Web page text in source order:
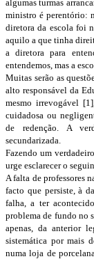
algumas turmas
ministro é perentório:
diretora da escola foi
aquilo a que tinha
a diretora para
entendemos, mas a
Muitas serão as
alto responsável da
mesmo irrevogável
cuidadosa ou
de redenção. A
secundarizada.
Fazendo um
urge esclarecer o
A falta de professores
facto que persiste, à
falha, a ter
problema de fundo no
apenas, da anterior
sistemática por mais
numa loja de